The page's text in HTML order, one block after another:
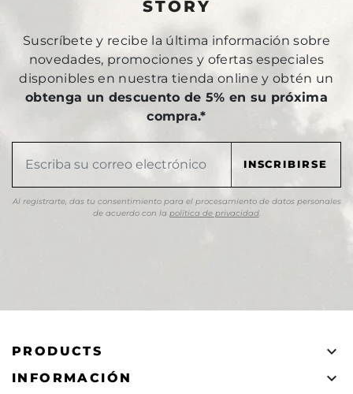
STORY
Suscríbete y recibe la última información sobre
novedades, promociones y ofertas especiales
disponibles en nuestra tienda online y obtén un
obtenga un descuento de 5% en su próxima
compra.*
Al registrarte, das tu consentimiento para el procesamiento de datos personales
de acuerdo con la política de privacidad.
PRODUCTS 
INFORMACIÓN 